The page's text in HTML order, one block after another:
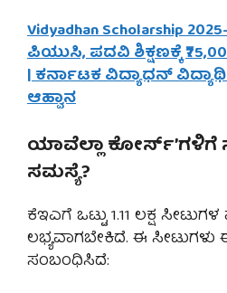
Vidyadhan Scholarship
ಪಿಯುಸಿ, ಪದವಿ ಶಿಕ್ಷಣಕ್ಕೆ
| ಕರ್ನಾಟಕ ವಿದ್ಯಾಧನ್
ಆಹ್ವಾನ
ಯಾವೆಲ್ಲಾ
ಸಮಸ್ಯೆ?
ಕೆಇಎಗೆ ಒಟ್ಟು 1.11 ಲಕ್ಷ
ಲಭ್ಯವಾಗಬೇಕಿದೆ. ಈ
ಸಂಬಂಧಿಸಿದೆ: